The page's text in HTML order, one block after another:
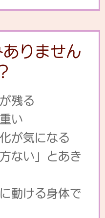
りません
残る
い
が気になる
ない」とあき
動ける身体で